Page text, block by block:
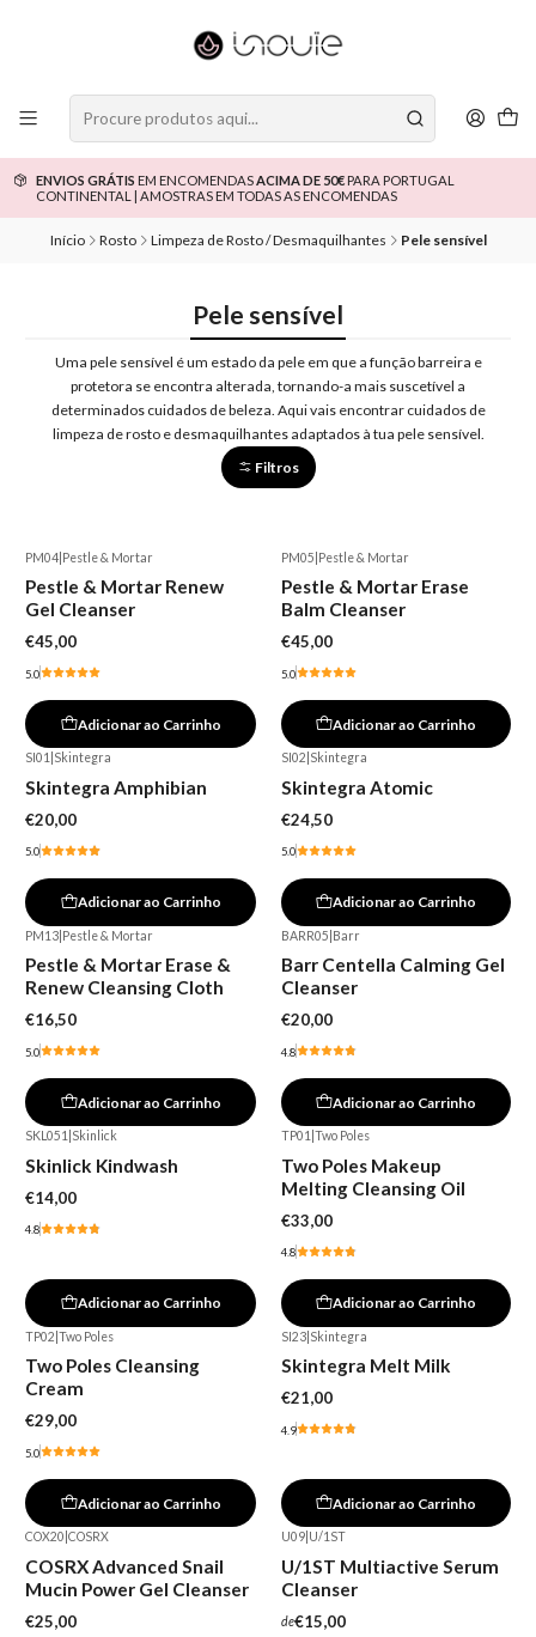
ENVIOS GRÁTIS EM ENCOMENDASACIMA DE 50€PARA PORTUGAL
CONTINENTAL | AMOSTRAS EM TODAS AS ENCOMENDAS
Início Rosto Limpeza de Rosto / Desmaquilhantes Pele sensível
Pele sensível
Uma pele sensível é um estado da pele em que a função barreira e
protetora se encontra alterada, tornando-a mais suscetível a
determinados cuidados de beleza. Aqui vais encontrar cuidados de
limpeza de rosto e desmaquilhantes adaptados à tua pele sensível.
Filtros
PM04 Pestle & Mortar
Pestle & Mortar Renew
Gel Cleanser
€45,00
5.0
Adicionar ao Carrinho
PM05 Pestle & Mortar
Pestle & Mortar Erase
Balm Cleanser
€45,00
5.0
Adicionar ao Carrinho
SI01 Skintegra
Skintegra Amphibian
€20,00
5.0
Adicionar ao Carrinho
SI02 Skintegra
Skintegra Atomic
€24,50
5.0
Adicionar ao Carrinho
PM13 Pestle & Mortar
Pestle & Mortar Erase &
Renew Cleansing Cloth
€16,50
5.0
Adicionar ao Carrinho
BARR05 Barr
Barr Centella Calming Gel
Cleanser
€20,00
4.8
Adicionar ao Carrinho
SKL051 Skinlick
Skinlick Kindwash
€14,00
4.8
Adicionar ao Carrinho
TP01 Two Poles
Two Poles Makeup
Melting Cleansing Oil
€33,00
4.8
Adicionar ao Carrinho
TP02 Two Poles
Two Poles Cleansing
Cream
€29,00
5.0
Adicionar ao Carrinho
SI23| Skintegra
Skintegra Melt Milk
€21,00
4.9
Adicionar ao Carrinho
COX20 COSRX
COSRX Advanced Snail
Mucin Power Gel Cleanser
€25,00
U09| U/1ST
U/1ST Multiactive Serum
Cleanser
de€15,00